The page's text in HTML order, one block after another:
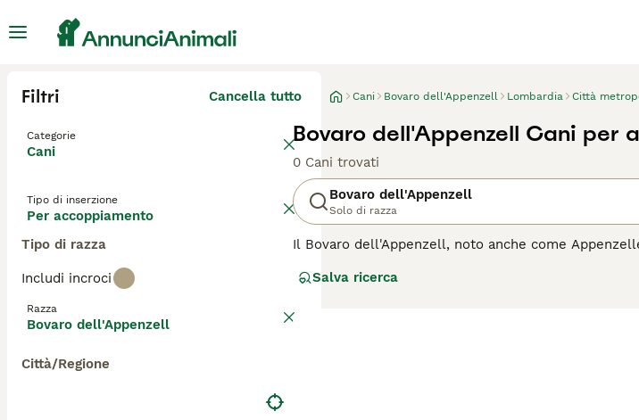
Filtri Cancella tutto
Categorie
Cani
Tipo di inserzione
Per accoppiamento
Tipo di razza
Includi incroci
Razza
Bovaro dell'Appenzell
Città/Regione
Cani Bovaro dell'Appenzell Lombardia Città
Bovaro dell'Appenzell Cani per
0 Cani trovati
Bovaro dell'Appenzell
Solo di razza
Il Bovaro dell'Appenzell, noto anche come
macchie rosse e bianche, e per la sua coda
e indipendenza, l'Appenzeller è affettuoso con la
Per scoprire se il Bovaro dell'Appenzell è il cane
Salva ricerca